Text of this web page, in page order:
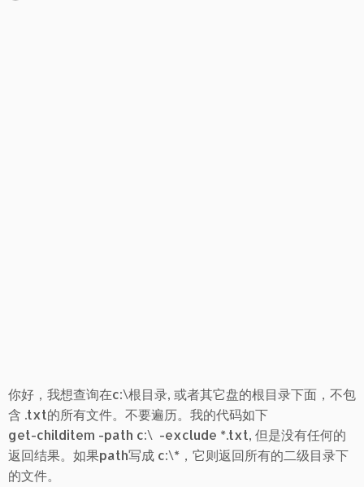
你好，我想查询在c:\根目录, 或者其它盘的根目录下面，不包
含 .txt的所有文件。不要遍历。我的代码如下
get-childitem -path c:\ -exclude *.txt, 但是没有任何的
返回结果。如果path写成 c:\*，它则返回所有的二级目录下
的文件。